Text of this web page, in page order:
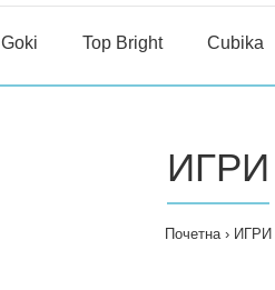
Goki Top Bright Cubika
ИГРИ
Почетна ИГРИ